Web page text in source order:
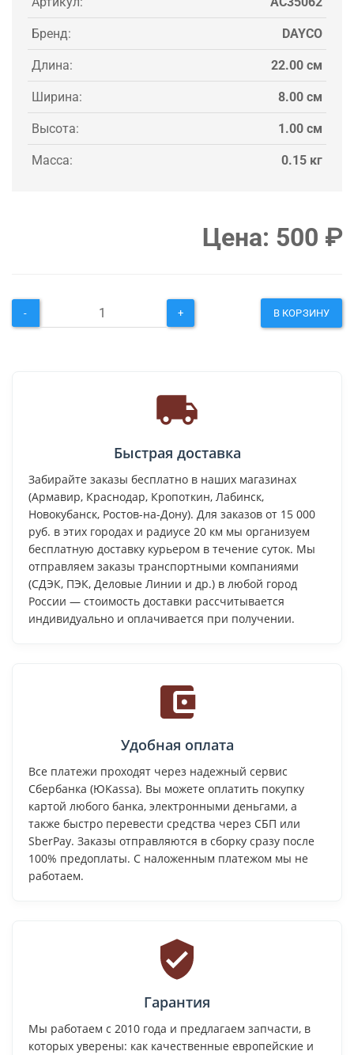
Бренд: DAYCO
Длина: 22.00 см
Ширина: 8.00 см
Высота: 1.00 см
Масса: 0.15 кг
Цена: 500 ₽
- + В КОРЗИНУ
Быстрая доставка
Забирайте заказы бесплатно в наших магазинах
(Армавир, Краснодар, Кропоткин, Лабинск,
Новокубанск, Ростов-на-Дону). Для заказов от 15 000
руб. в этих городах и радиусе 20 км мы организуем
бесплатную доставку курьером в течение суток. Мы
отправляем заказы транспортными компаниями
(СДЭК, ПЭК, Деловые Линии и др.) в любой город
России — стоимость доставки рассчитывается
индивидуально и оплачивается при получении.
Удобная оплата
Все платежи проходят через надежный сервис
Сбербанка (ЮKassa). Вы можете оплатить покупку
картой любого банка, электронными деньгами, а
также быстро перевести средства через СБП или
SberPay. Заказы отправляются в сборку сразу после
100% предоплаты. С наложенным платежом мы не
работаем.
Гарантия
Мы работаем с 2010 года и предлагаем запчасти, в
которых уверены: как качественные европейские и